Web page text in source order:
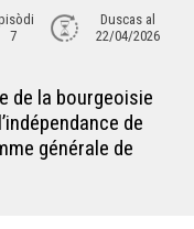
7
Duscas al
22/04/2026
de la bourgeoisie
de
générale de